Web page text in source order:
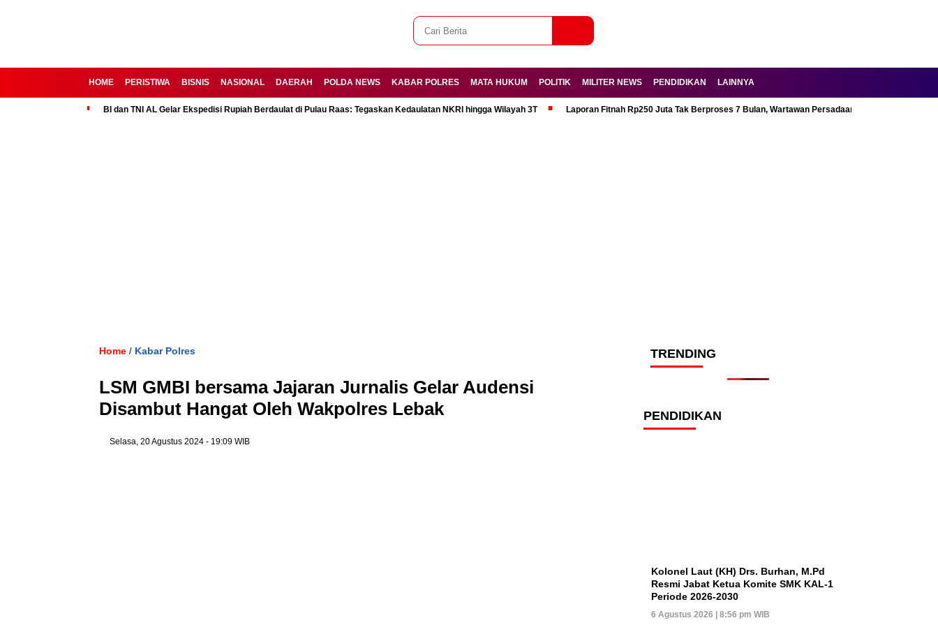
HOME PERISTIWA BISNIS NASIONAL DAERAH POLDA NEWS KABAR POLRES MATA HUKUM POLITIK MILITER NEWS PENDIDIKAN
BI dan TNI AL Gelar Ekspedisi Rupiah Berdaulat di Pulau Raas: Tegaskan Kedaulatan NKRI hingga Wilayah 3T Laporan Fitnah Rp250 Juta Tak Berproses 7 Bulan, Wartawan
Home/Kabar Polres
LSM GMBI bersama Jajaran Jurnalis Gelar Audensi
Disambut Hangat Oleh Wakpolres Lebak
Selasa, 20 Agustus 2024 - 19:09 WIB
TRENDING
PENDIDIKAN
Kolonel Laut (KH) Drs. Burhan, M.Pd
Resmi Jabat Ketua Komite SMK KAL-
1 Periode 2026-2030
6 Agustus 2026 | 8:56 pm WIB